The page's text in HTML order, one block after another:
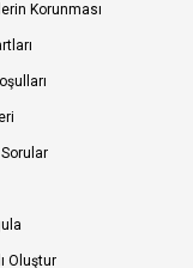
Korunması
Sorular
Oluştur